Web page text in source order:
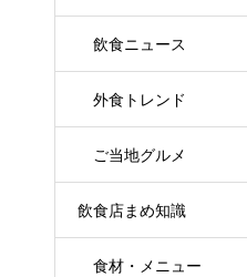
飲食ニュース
外食トレンド
ご当地グルメ
飲食店まめ知識
食材・メニュー